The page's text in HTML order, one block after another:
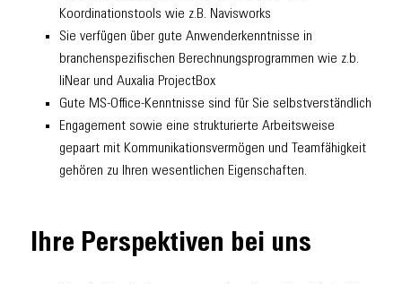
Koordinationstools wie z.B. Navisworks
Sie verfügen über gute Anwenderkenntnisse in
branchenspezifischen Berechnungsprogrammen wie z.b.
liNear und Auxalia ProjectBox
Gute MS-Office-Kenntnisse sind für Sie selbstverständlich
Engagement sowie eine strukturierte Arbeitsweise
gepaart mit Kommunikationsvermögen und Teamfähigkeit
gehören zu Ihren wesentlichen Eigenschaften.
Ihre Perspektiven bei uns